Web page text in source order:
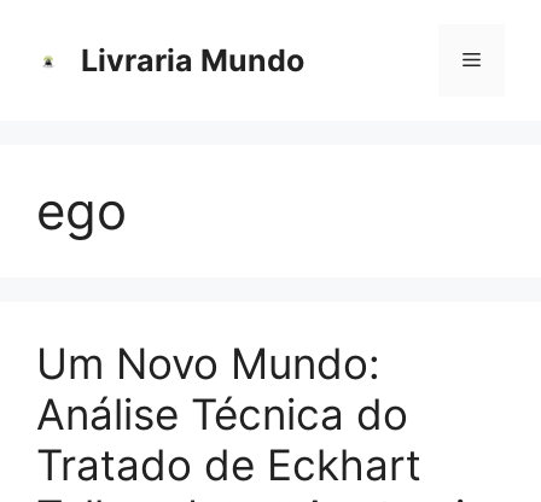
Livraria Mundo Menu
ego
Um Novo Mundo:
Análise Técnica do
Tratado de Eckhart